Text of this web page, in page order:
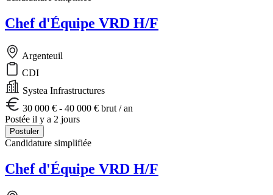
Chef d'Équipe VRD H/F
Argenteuil
CDI
Systea Infrastructures
30 000 € - 40 000 € brut / an
Postée il y a 2 jours
Postuler
Candidature simplifiée
Chef d'Équipe VRD H/F